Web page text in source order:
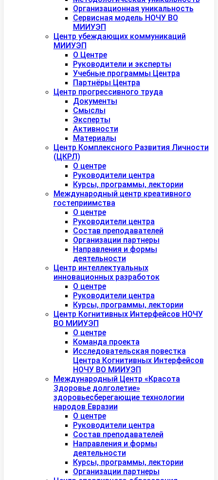
Организационная уникальность
Сервисная модель НОЧУ ВО
МИИУЭП
Центр убеждающих коммуникаций
МИИУЭП
О Центре
Руководители и эксперты
Учебные программы Центра
Партнёры Центра
Центр прогрессивного труда
Документы
Смыслы
Эксперты
Активности
Материалы
Центр Комплексного Развития Личности
(ЦКРЛ)
О центре
Руководители центра
Курсы, программы, лектории
Международный центр креативного
гостеприимства
О центре
Руководители центра
Состав преподавателей
Организации партнеры
Направления и формы
деятельности
Центр интеллектуальных
инновационных разработок
О центре
Руководители центра
Курсы, программы, лектории
Центр Когнитивных Интерфейсов НОЧУ
ВО МИИУЭП
О центре
Команда проекта
Исследовательская повестка
Центра Когнитивных Интерфейсов
НОЧУ ВО МИИУЭП
Международный Центр «Красота
Здоровье долголетие»
здоровьесберегающие технологии
народов Евразии
О центре
Руководители центра
Состав преподавателей
Направления и формы
деятельности
Курсы, программы, лектории
Организации партнеры